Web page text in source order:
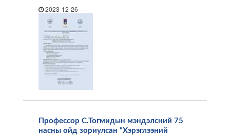
2023-12-26
Профессор С.Тогмидын мэндэлсний 75
насны ойд зориулсан “Хэрэглээний